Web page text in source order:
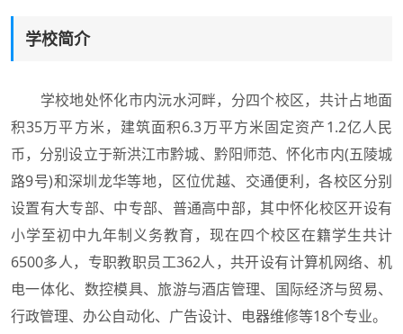
学校简介
学校地处怀化市内沅水河畔，分四个校区，共计占地面
积35万平方米，建筑面积6.3万平方米固定资产1.2亿人民
币，分别设立于新洪江市黔城、黔阳师范、怀化市内(五陵城
路9号)和深圳龙华等地，区位优越、交通便利，各校区分别
设置有大专部、中专部、普通高中部，其中怀化校区开设有
小学至初中九年制义务教育，现在四个校区在籍学生共计
6500多人，专职教职员工362人，共开设有计算机网络、机
电一体化、数控模具、旅游与酒店管理、国际经济与贸易、
行政管理、办公自动化、广告设计、电器维修等18个专业。